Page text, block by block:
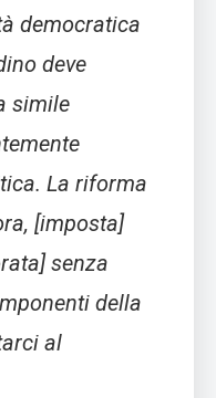
democratica
deve
simile
La riforma
[imposta]
senza
della
al